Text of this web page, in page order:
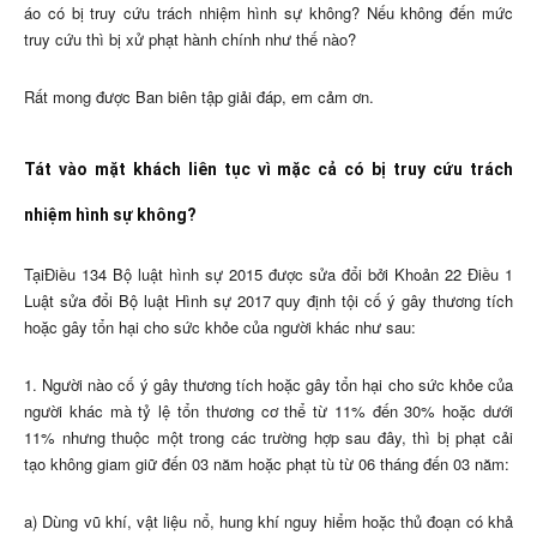
áo có bị truy cứu trách nhiệm hình sự không? Nếu không đến mức
truy cứu thì bị xử phạt hành chính như thế nào?
Rất mong được Ban biên tập giải đáp, em cảm ơn.
Tát vào mặt khách liên tục vì mặc cả có bị truy cứu trách
nhiệm hình sự không?
TạiĐiều 134 Bộ luật hình sự 2015 được sửa đổi bởi Khoản 22 Điều 1
Luật sửa đổi Bộ luật Hình sự 2017 quy định tội cố ý gây thương tích
hoặc gây tổn hại cho sức khỏe của người khác như sau:
1. Người nào cố ý gây thương tích hoặc gây tổn hại cho sức khỏe của
người khác mà tỷ lệ tổn thương cơ thể từ 11% đến 30% hoặc dưới
11% nhưng thuộc một trong các trường hợp sau đây, thì bị phạt cải
tạo không giam giữ đến 03 năm hoặc phạt tù từ 06 tháng đến 03 năm:
a) Dùng vũ khí, vật liệu nổ, hung khí nguy hiểm hoặc thủ đoạn có khả